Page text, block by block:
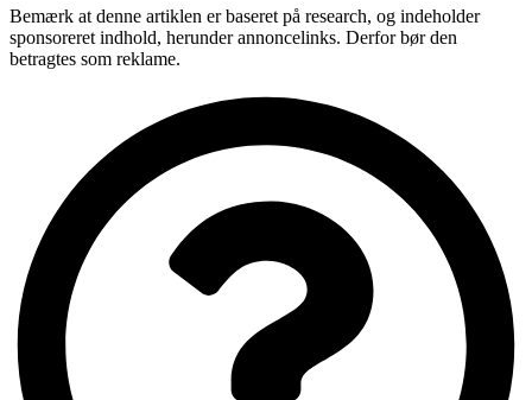
Bemærk at denne artiklen er baseret på research, og indeholder
sponsoreret indhold, herunder annoncelinks. Derfor bør den
betragtes som reklame.